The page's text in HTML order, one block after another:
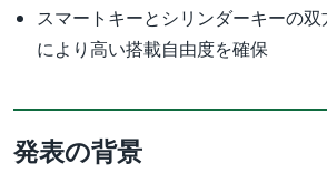
スマートキーとシリンダーキーの
により高い搭載自由度を確保
発表の背景